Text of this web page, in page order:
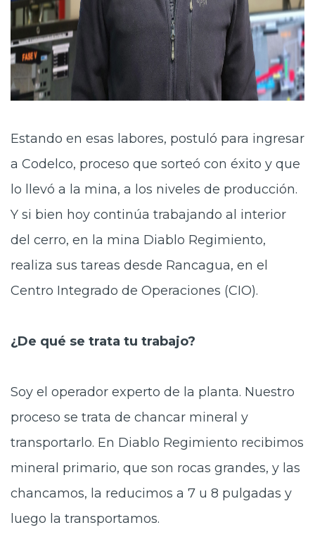
Estando en esas labores, postuló para ingresar
a Codelco, proceso que sorteó con éxito y que
lo llevó a la mina, a los niveles de producción.
Y si bien hoy continúa trabajando al interior
del cerro, en la mina Diablo Regimiento,
realiza sus tareas desde Rancagua, en el
Centro Integrado de Operaciones (CIO).
¿De qué se trata tu trabajo?
Soy el operador experto de la planta. Nuestro
proceso se trata de chancar mineral y
transportarlo. En Diablo Regimiento recibimos
mineral primario, que son rocas grandes, y las
chancamos, la reducimos a 7 u 8 pulgadas y
luego la transportamos.